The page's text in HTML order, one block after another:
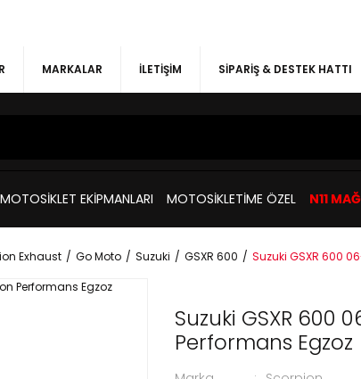
MARKALAR İLETİŞİM SİPARİŞ & DESTEK HATTI
MOTOSİKLET EKİPMANLARI MOTOSİKLETİME ÖZEL N11
Exhaust Go Moto Suzuki GSXR 600 Suzuki GSXR 600
Suzuki GSXR 600
Performans Egzoz